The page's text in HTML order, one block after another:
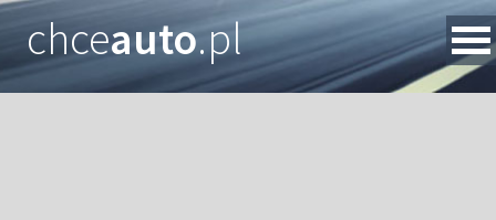
chceauto.pl